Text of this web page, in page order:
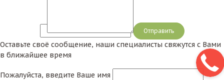
Сообщение
Оставьте своё сообщение, наши специалисты свяжутся с Вами
в ближайшее время
Пожалуйста, введите Ваше имя